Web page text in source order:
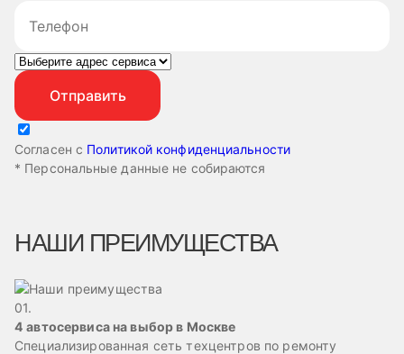
Согласен с Политикой конфиденциальности
* Персональные данные не собираются
НАШИ ПРЕИМУЩЕСТВА
01.
4 автосервиса на выбор в Москве
Специализированная сеть техцентров по ремонту